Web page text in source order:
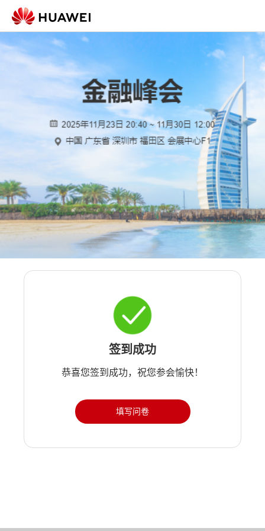
签到成功
恭喜您签到成功，祝您参会愉快！
填写问卷